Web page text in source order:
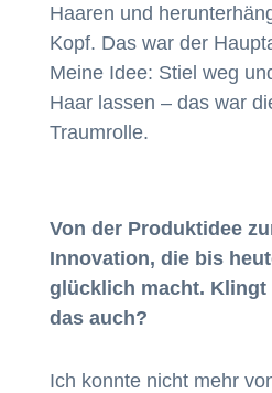
Haaren und
Kopf. Das war der
Meine Idee: Stiel weg
Haar lassen – das war
Traumrolle.
Von der Produktidee
Innovation, die bis
glücklich macht. Klingt
das auch?
Ich konnte nicht mehr